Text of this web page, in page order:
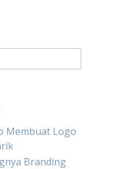
Membuat Logo
Branding